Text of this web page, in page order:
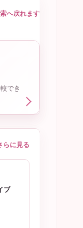
へ戻れます
でき
らに見る
ブ